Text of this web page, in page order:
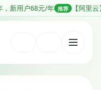
元/年 推荐 【阿里云】分钟级
打